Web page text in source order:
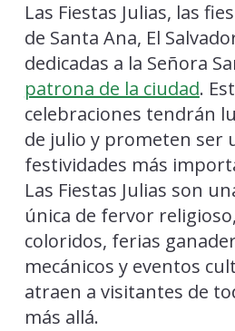
Las Fiestas Julias, las
de Santa Ana, El
dedicadas a la Señora
patrona de la ciudad.
celebraciones tendrán
de julio y prometen ser
festividades más
Las Fiestas Julias son
única de fervor
coloridos, ferias
mecánicos y eventos
atraen a visitantes de
más allá.